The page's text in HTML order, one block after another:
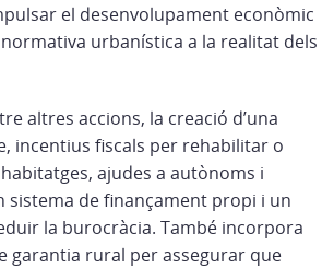
el desenvolupament econòmic
urbanística a la realitat dels
altres accions, la creació d’una
incentius fiscals per rehabilitar o
ajudes a autònoms i
sistema de finançament propi i un
la burocràcia. També incorpora
garantia rural per assegurar que